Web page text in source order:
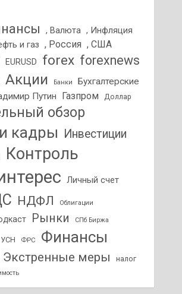
, Валюта , Инфляция
и газ , Россия , США
EURUSD forex forexnews
Акции Банки
Бухгалтерские
Путин Газпром Доллар
обзор
кадры Инвестиции
Контроль
Личный счет
НДФЛ Облигации
Рынки СПб Биржа
УСН ФРС Финансы
Экстренные меры
налог